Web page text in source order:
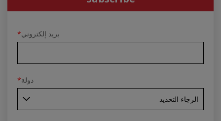
بريد إلكتروني*
دولة*